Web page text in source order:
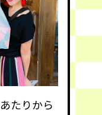
たりから